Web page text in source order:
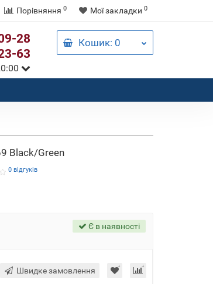
Порівняння 0 Мої закладки 0
28
63
Кошик: 0
Black/Green
0 відгуків
Є в наявності
Швидке замовлення